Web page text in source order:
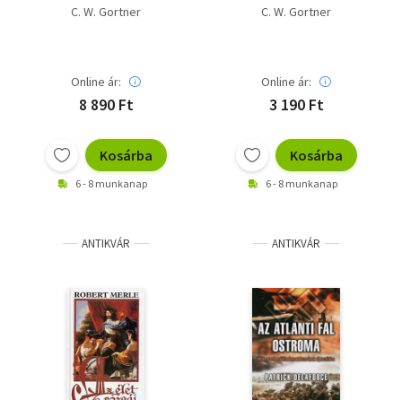
C. W. Gortner
Online ár:
8 890 Ft
Kosárba
6 - 8 munkanap
C. W. Gortner
Online ár:
3 190 Ft
Kosárba
6 - 8 munkanap
ANTIKVÁR ANTIKVÁR